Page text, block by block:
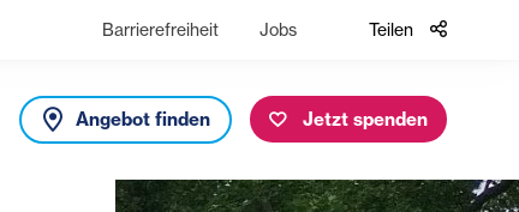
Barrierefreiheit Jobs Teilen
Angebot finden Jetzt spenden